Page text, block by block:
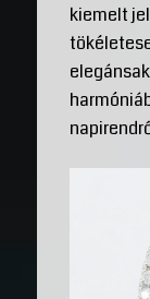
kiemelt